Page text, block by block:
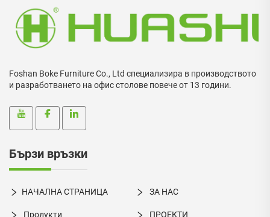
Foshan Boke Furniture Co., Ltd специализира в производството
и разработването на офис столове повече от 13 години.
Бързи връзки
НАЧАЛНА СТРАНИЦА ЗА НАС
Продукти ПРОЕКТИ